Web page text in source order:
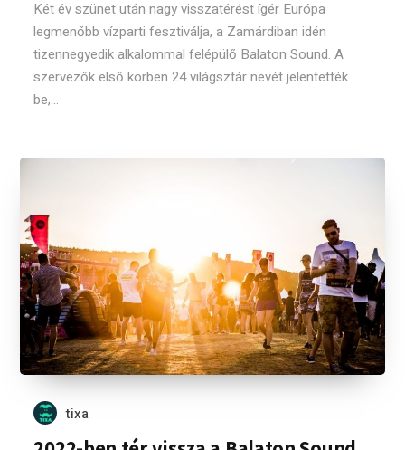
Két év szünet után nagy visszatérést ígér Európa
legmenőbb vízparti fesztiválja, a Zamárdiban idén
tizennegyedik alkalommal felépülő Balaton Sound. A
szervezők első körben 24 világsztár nevét jelentették
be,...
tixa